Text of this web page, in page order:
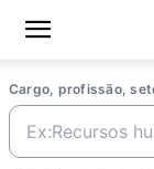
Cargo, profissão,